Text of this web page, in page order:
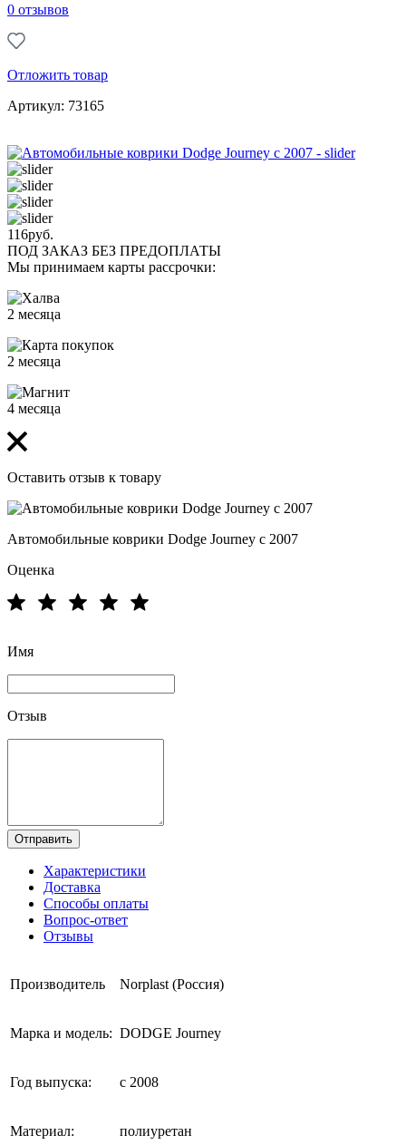
0 отзывов
Отложить товар
Артикул: 73165
116руб.
ПОД ЗАКАЗ БЕЗ ПРЕДОПЛАТЫ
Мы принимаем карты рассрочки:
2 месяца
2 месяца
4 месяца
Оставить отзыв к товару
Автомобильные коврики Dodge Journey с 2007
Оценка
Имя
Отзыв
Отправить
Характеристики
Доставка
Способы оплаты
Вопрос-ответ
Отзывы
Производитель Norplast (Россия)
Марка и модель: DODGE Journey
Год выпуска: с 2008
Материал: полиуретан